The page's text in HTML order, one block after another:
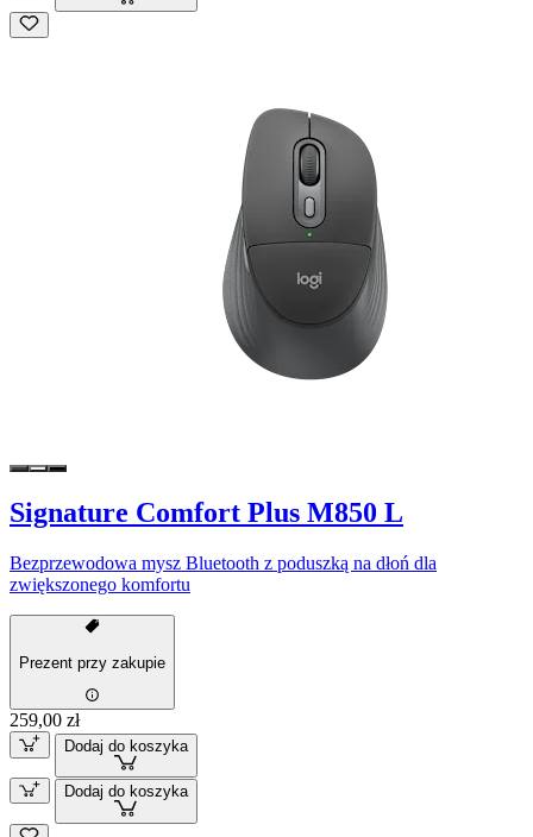
Signature Comfort Plus M850 L
Bezprzewodowa mysz Bluetooth z poduszką na dłoń dla
zwiększonego komfortu
Prezent przy zakupie
259,00 zł
Dodaj do koszyka
Dodaj do koszyka